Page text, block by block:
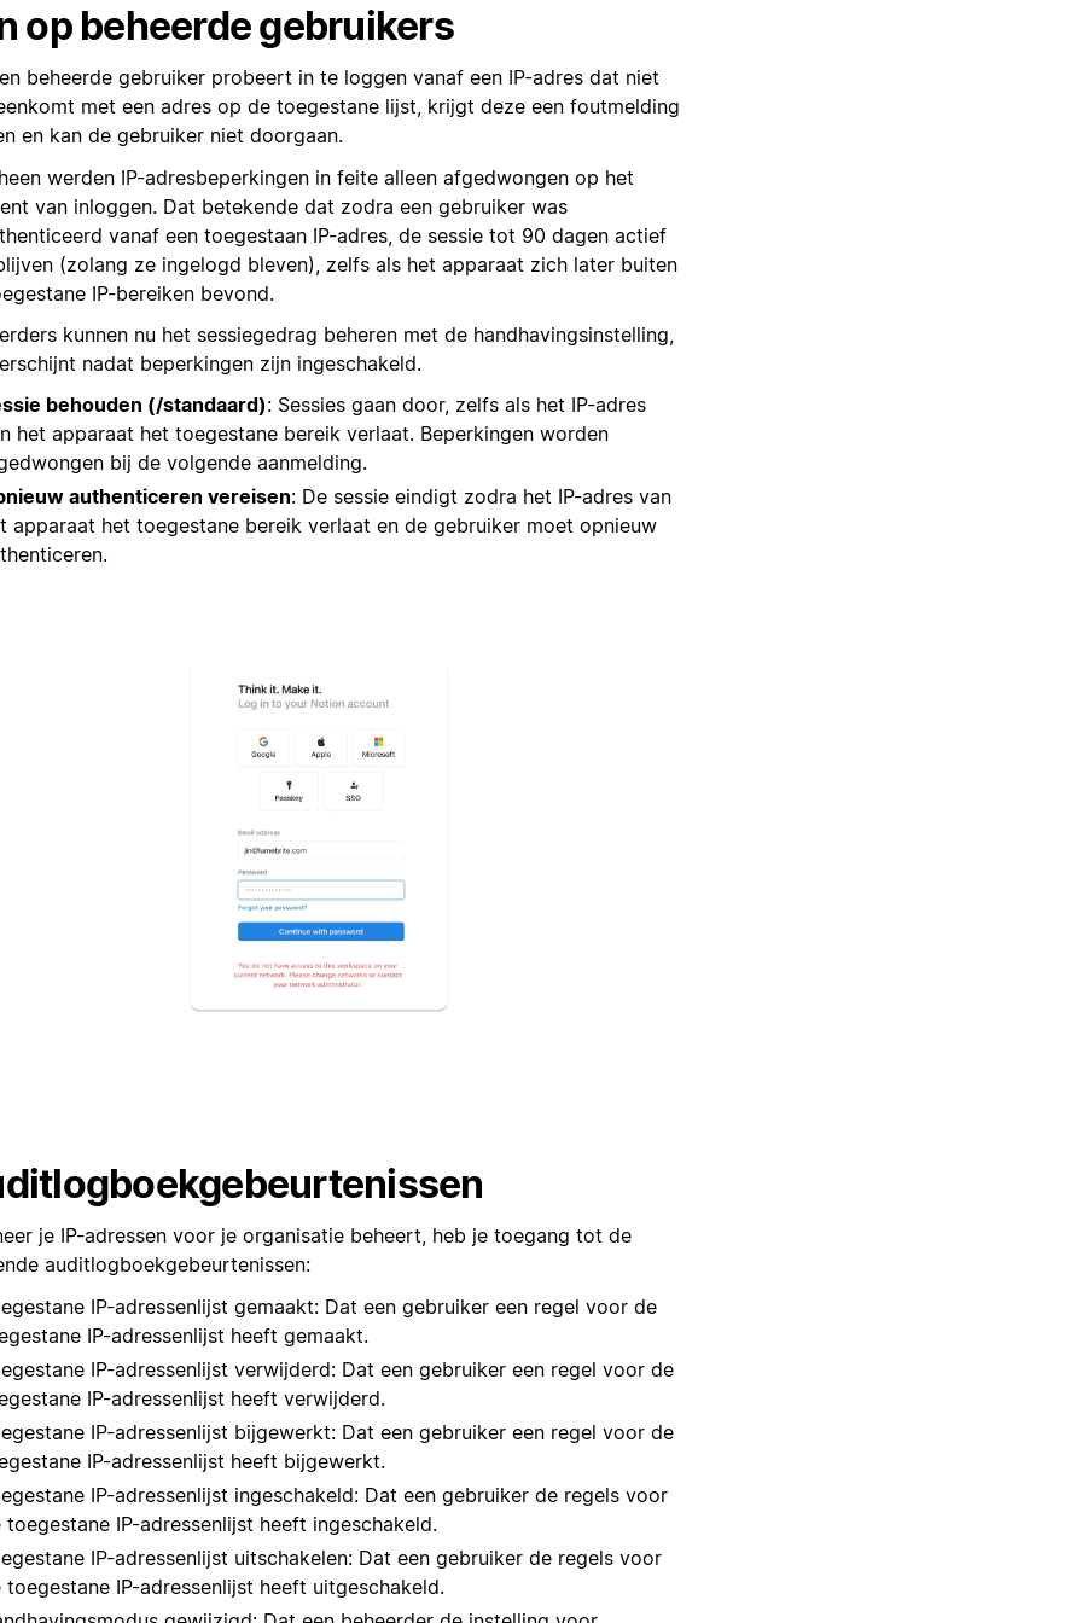
op beheerde gebruikers
beheerde gebruiker probeert in te loggen vanaf een IP-adres dat niet
met een adres op de toegestane lijst, krijgt deze een foutmelding
en kan de gebruiker niet doorgaan.
werden IP-adresbeperkingen in feite alleen afgedwongen op het
van inloggen. Dat betekende dat zodra een gebruiker was
vanaf een toegestaan IP-adres, de sessie tot 90 dagen actief
(zolang ze ingelogd bleven), zelfs als het apparaat zich later buiten
IP-bereiken bevond.
kunnen nu het sessiegedrag beheren met de handhavingsinstelling,
nadat beperkingen zijn ingeschakeld.
behouden (/standaard): Sessies gaan door, zelfs als het IP-adres
het apparaat het toegestane bereik verlaat. Beperkingen worden
bij de volgende aanmelding.
authenticeren vereisen: De sessie eindigt zodra het IP-adres van
apparaat het toegestane bereik verlaat en de gebruiker moet opnieuw
je IP-adressen voor je organisatie beheert, heb je toegang tot de
auditlogboekgebeurtenissen:
IP-adressenlijst gemaakt: Dat een gebruiker een regel voor de
IP-adressenlijst heeft gemaakt.
IP-adressenlijst verwijderd: Dat een gebruiker een regel voor de
IP-adressenlijst heeft verwijderd.
IP-adressenlijst bijgewerkt: Dat een gebruiker een regel voor de
IP-adressenlijst heeft bijgewerkt.
IP-adressenlijst ingeschakeld: Dat een gebruiker de regels voor
toegestane IP-adressenlijst heeft ingeschakeld.
IP-adressenlijst uitschakelen: Dat een gebruiker de regels voor
toegestane IP-adressenlijst heeft uitgeschakeld.